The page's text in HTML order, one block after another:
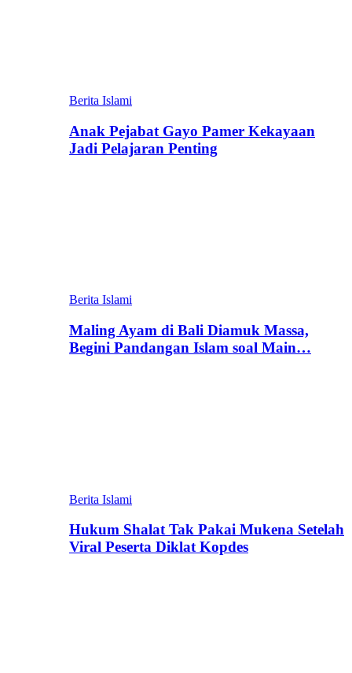
Berita Islami
Anak Pejabat Gayo Pamer Kekayaan
Jadi Pelajaran Penting
Berita Islami
Maling Ayam di Bali Diamuk Massa,
Begini Pandangan Islam soal Main…
Berita Islami
Hukum Shalat Tak Pakai Mukena Setelah
Viral Peserta Diklat Kopdes